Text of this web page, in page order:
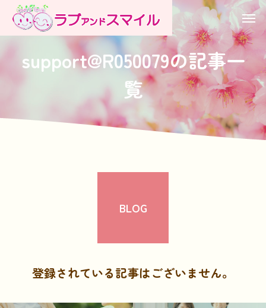
support@R050079の記事一
覧
BLOG
登録されている記事はございません。